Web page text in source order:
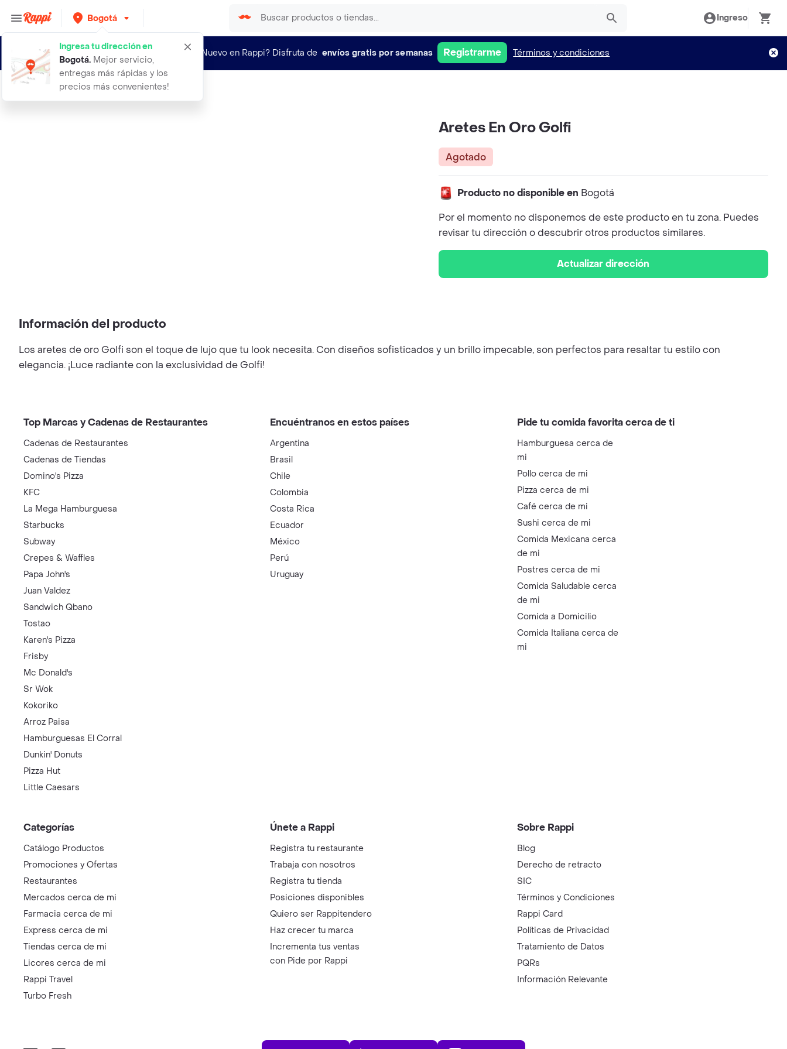
Bogotá
Ingresa tu dirección en
Bogotá. Mejor servicio,
entregas más rápidas y los
precios más convenientes!
Ingreso
¿Nuevo en Rappi? Disfruta de envíos gratis por semanas Registrarme Términos y condiciones
aretes en oro golfi
Aretes En Oro Golfi
Agotado
Producto no disponible en Bogotá
Por el momento no disponemos de este producto en tu zona. Puedes
revisar tu dirección o descubrir otros productos similares.
Actualizar dirección
Información del producto
Los aretes de oro Golfi son el toque de lujo que tu look necesita. Con diseños sofisticados y un brillo impecable, son perfectos para resaltar tu estilo con
elegancia. ¡Luce radiante con la exclusividad de Golfi!
Top Marcas y Cadenas de Restaurantes
Cadenas de Restaurantes
Cadenas de Tiendas
Domino's Pizza
KFC
La Mega Hamburguesa
Starbucks
Subway
Crepes & Waffles
Papa John's
Juan Valdez
Sandwich Qbano
Tostao
Karen's Pizza
Frisby
Mc Donald's
Sr Wok
Kokoriko
Arroz Paisa
Hamburguesas El Corral
Dunkin' Donuts
Pizza Hut
Little Caesars
Encuéntranos en estos países
Argentina
Brasil
Chile
Colombia
Costa Rica
Ecuador
México
Perú
Uruguay
Pide tu comida favorita cerca de ti
Hamburguesa cerca de
mi
Pollo cerca de mi
Pizza cerca de mi
Café cerca de mi
Sushi cerca de mi
Comida Mexicana cerca
de mi
Postres cerca de mi
Comida Saludable cerca
de mi
Comida a Domicilio
Comida Italiana cerca de
mi
Categorías
Catálogo Productos
Promociones y Ofertas
Restaurantes
Mercados cerca de mi
Farmacia cerca de mi
Express cerca de mi
Tiendas cerca de mi
Licores cerca de mi
Rappi Travel
Turbo Fresh
Únete a Rappi
Registra tu restaurante
Trabaja con nosotros
Registra tu tienda
Posiciones disponibles
Quiero ser Rappitendero
Haz crecer tu marca
Incrementa tus ventas
con Pide por Rappi
Sobre Rappi
Blog
Derecho de retracto
SIC
Términos y Condiciones
Rappi Card
Políticas de Privacidad
Tratamiento de Datos
PQRs
Información Relevante
App Store Play Store AppGallery